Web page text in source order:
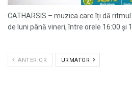
CATHARSIS – muzica care îți dă
de luni până vineri, între orele 16:00 și
ANTERIOR URMATOR